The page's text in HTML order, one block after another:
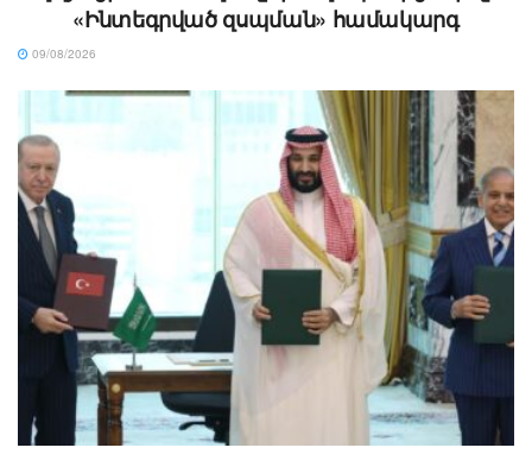
«Ինտեգրված զսպման» համակարգ
09/08/2026